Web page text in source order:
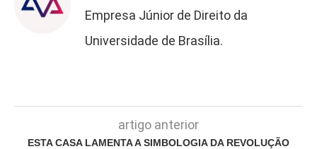
Empresa Júnior de Direito da
Universidade de Brasília.
artigo anterior
ESTA CASA LAMENTA A SIMBOLOGIA DA REVOLUÇÃO